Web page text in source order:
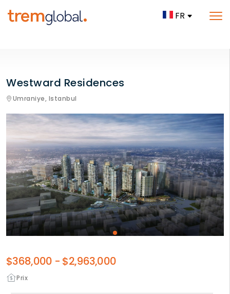
FR
Westward Residences
Umraniye, Istanbul
Prix
$368,000 - $2,963,000